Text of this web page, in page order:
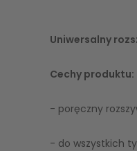
Uniwersalny
Cechy produktu:
- poręczny
- do wszystkich